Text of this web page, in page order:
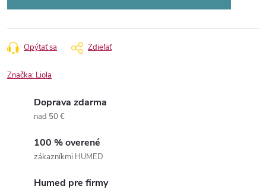
Opýtať sa Zdieľať
Značka: Liola
Doprava zdarma
nad 50 €
100 % overené
zákazníkmi HUMED
Humed pre firmy